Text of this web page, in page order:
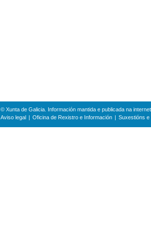
© Xunta de Galicia. Información mantida e publicada na
Aviso legal
Oficina de Rexistro e Información Suxestións e